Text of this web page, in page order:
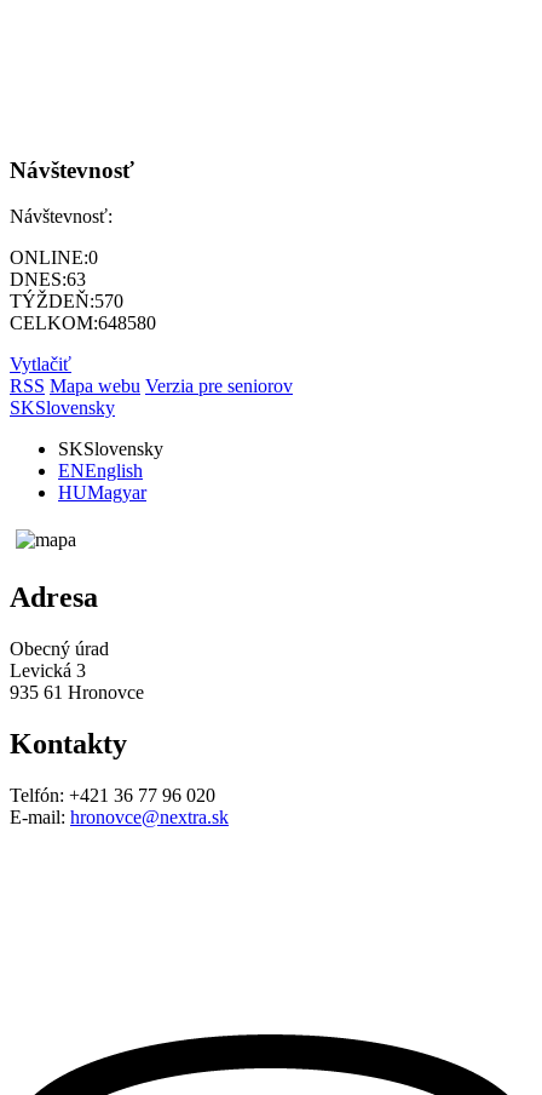
Návštevnosť
Návštevnosť:
ONLINE:0
DNES:63
TÝŽDEŇ:570
CELKOM:648580
Vytlačiť
RSS Mapa webu Verzia pre seniorov
SKSlovensky
SKSlovensky
ENEnglish
HUMagyar
Adresa
Obecný úrad
Levická 3
935 61 Hronovce
Kontakty
Telfón: +421 36 77 96 020
E-mail: hronovce@nextra.sk